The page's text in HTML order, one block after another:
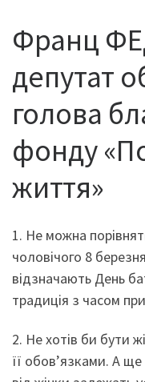
Франц
депутат
голова
фонду
життя»
1. Не можна
чоловічого 8
відзначають День
традиція з часом
2. Не хотів би бути
її обов’язками. А